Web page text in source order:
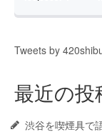
Tweets by
最近の投
渋谷を喫煙具で